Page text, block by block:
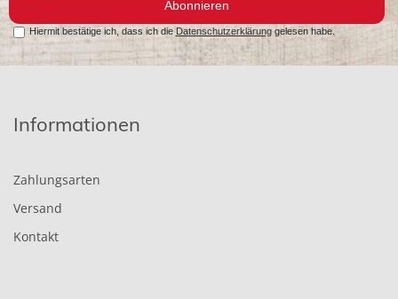
Abonnieren
Hiermit bestätige ich, dass ich die Datenschutzerklärunggelesen habe.
Informationen
Zahlungsarten
Versand
Kontakt